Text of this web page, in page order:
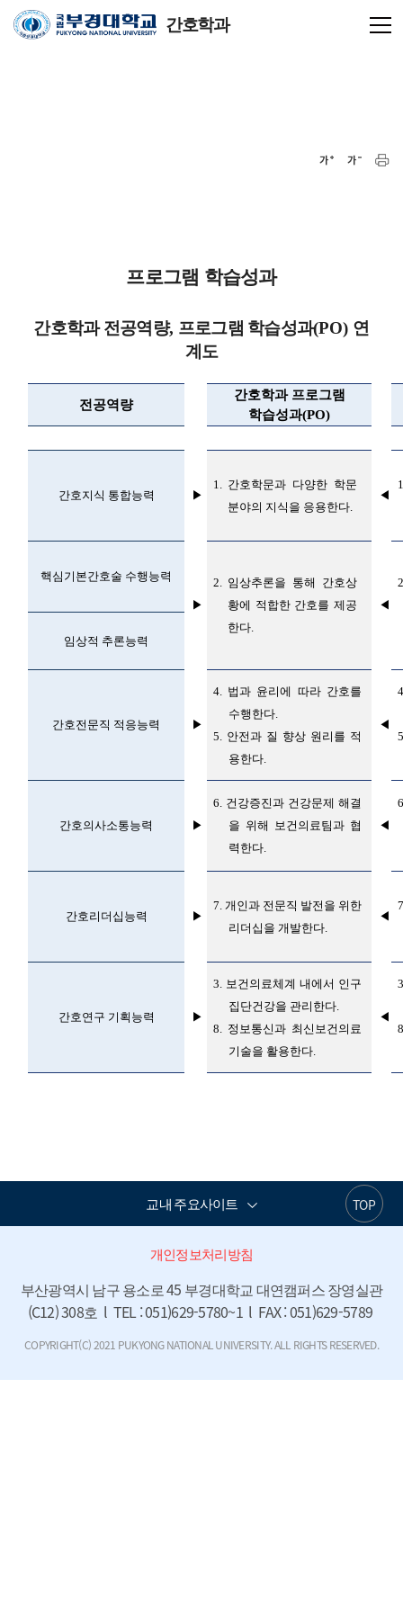
간호학과
프로그램 학습성과
간호학과 전공역량, 프로그램 학습성과(PO) 연
계도
전공역량
간호학과 프로그램
학습성과(PO)
간호지식 통합능력 ▶
1. 간호학문과 다양한 학문
분야의 지식을 응용한다.
◀
핵심기본간호술 수행능력
▶
2. 임상추론을 통해 간호상
황에 적합한 간호를 제공
한다.
◀
임상적 추론능력
간호전문직 적응능력 ▶
4. 법과 윤리에 따라 간호를
수행한다.
5. 안전과 질 향상 원리를 적
용한다.
◀
간호의사소통능력 ▶
6. 건강증진과 건강문제 해결
을 위해 보건의료팀과 협
력한다.
◀
간호리더십능력 ▶
7. 개인과 전문직 발전을 위한
리더십을 개발한다.
◀
간호연구 기획능력 ▶
3. 보건의료체계 내에서 인구
집단건강을 관리한다.
8. 정보통신과 최신보건의료
기술을 활용한다.
◀
TOP
교내 주요사이트
개인정보처리방침
부산광역시 남구 용소로 45 부경대학교 대연캠퍼스 장영실관
(C12) 308호  l  TEL : 051)629-5780~1  l  FAX : 051)629-5789
COPYRIGHT(C) 2021 PUKYONG NATIONAL UNIVERSITY. ALL RIGHTS RESERVED.